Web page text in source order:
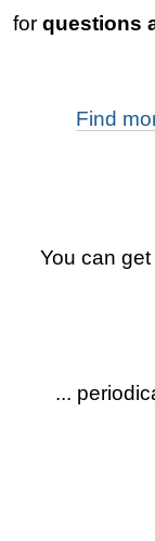
for questions
Find
You can
...